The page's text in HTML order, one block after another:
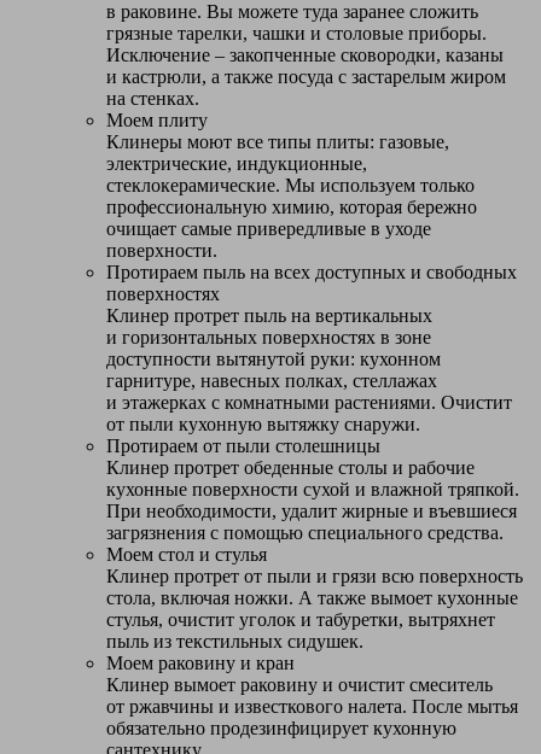
в раковине. Вы можете туда заранее сложить
грязные тарелки, чашки и столовые приборы.
Исключение – закопченные сковородки, казаны
и кастрюли, а также посуда с застарелым жиром
на стенках.
Моем плиту
Клинеры моют все типы плиты: газовые,
электрические, индукционные,
стеклокерамические. Мы используем только
профессиональную химию, которая бережно
очищает самые привередливые в уходе
поверхности.
Протираем пыль на всех доступных и свободных
поверхностях
Клинер протрет пыль на вертикальных
и горизонтальных поверхностях в зоне
доступности вытянутой руки: кухонном
гарнитуре, навесных полках, стеллажах
и этажерках с комнатными растениями. Очистит
от пыли кухонную вытяжку снаружи.
Протираем от пыли столешницы
Клинер протрет обеденные столы и рабочие
кухонные поверхности сухой и влажной тряпкой.
При необходимости, удалит жирные и въевшиеся
загрязнения с помощью специального средства.
Моем стол и стулья
Клинер протрет от пыли и грязи всю поверхность
стола, включая ножки. А также вымоет кухонные
стулья, очистит уголок и табуретки, вытряхнет
пыль из текстильных сидушек.
Моем раковину и кран
Клинер вымоет раковину и очистит смеситель
от ржавчины и известкового налета. После мытья
обязательно продезинфицирует кухонную
сантехнику.